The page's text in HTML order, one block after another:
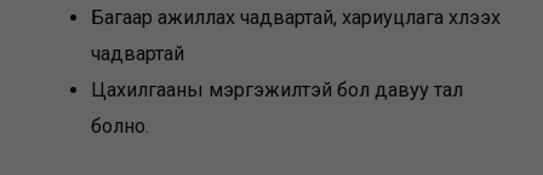
Багаар ажиллах чадвартай, хариуцлага хүлээх
чадвартай
Цахилгааны мэргэжилтэй бол давуу тал
болно.